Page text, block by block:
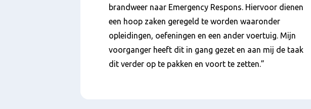
brandweer naar Emergency Respons. Hiervoor dienen
een hoop zaken geregeld te worden waaronder
opleidingen, oefeningen en een ander voertuig. Mijn
voorganger heeft dit in gang gezet en aan mij de taak
dit verder op te pakken en voort te zetten.”